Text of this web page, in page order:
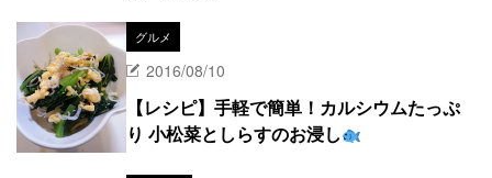
グルメ
2016/08/10
【レシピ】手軽で簡単！カルシウムたっぷ
り 小松菜としらすのお浸し